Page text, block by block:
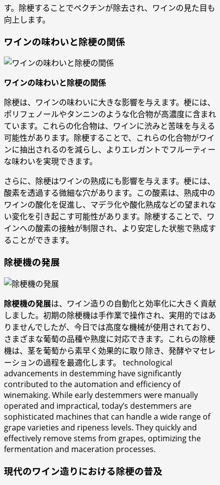
す。除梗することでペクチンが除去され、ワインの見た目も
向上します。
ワインの味わいと除梗の関係
ワインの味わいと除梗の関係
除梗は、ワインの味わいに大きな影響を与えます。梗には、
ポリフェノールやタンニンのような化合物が高濃度に含まれ
ています。これらの化合物は、ワインに渋みと苦味を与える
可能性があります。除梗することで、これらの化合物がワイ
ンに抽出されるのを減らし、よりエレガントでフルーティー
な味わいを実現できます。
さらに、除梗はワインの熟成にも影響を与えます。梗には、
酸素を透過する微細な穴があります。この酸素は、熟成中の
ワインの酸化を促進し、マデラ化や酸化熟成などの望まれな
い変化を引き起こす可能性があります。除梗することで、ワ
インへの酸素の接触が制限され、より安定した状態で熟成す
ることができます。
除梗機の発展
除梗機の発展は、ワイン造りの自動化と効率化に大きく貢献
しました。初期の除梗機は手作業で操作され、実用的ではあ
りませんでしたが、今日では高度な機械が使用されており、
さまざまな葡萄の品種や熟度に対応できます。これらの除梗
機は、茎を葡萄から素早く効果的に取り除き、発酵やマセレ
ーションの過程を最適化します。 technological
advancements in destemming have significantly
contributed to the automation and efficiency of
winemaking. While early destemmers were manually
operated and impractical, today’s destemmers are
sophisticated machines that can handle a wide range of
grape varieties and ripeness levels. They quickly and
effectively remove stems from grapes, optimizing the
fermentation and maceration processes.
現代のワイン造りにおける除梗の普及